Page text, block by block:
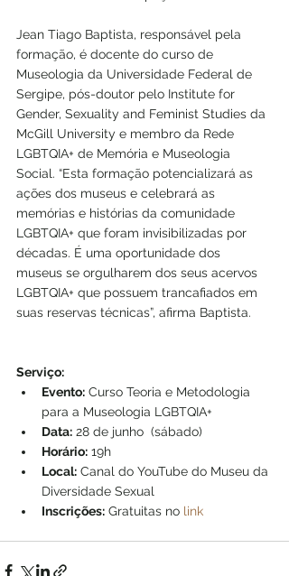
Jean Tiago Baptista, responsável pela
formação, é docente do curso de
Museologia da Universidade Federal de
Sergipe, pós-doutor pelo Institute for
Gender, Sexuality and Feminist Studies da
McGill University e membro da Rede
LGBTQIA+ de Memória e Museologia
Social. “Esta formação potencializará as
ações dos museus e celebrará as
memórias e histórias da comunidade
LGBTQIA+ que foram invisibilizadas por
décadas. É uma oportunidade dos
museus se orgulharem dos seus acervos
LGBTQIA+ que possuem trancafiados em
suas reservas técnicas”, afirma Baptista.
Serviço:
Evento: Curso Teoria e Metodologia
para a Museologia LGBTQIA+
Data: 28 de junho  (sábado)
Horário: 19h
Local: Canal do YouTube do Museu da
Diversidade Sexual
Inscrições: Gratuitas no link